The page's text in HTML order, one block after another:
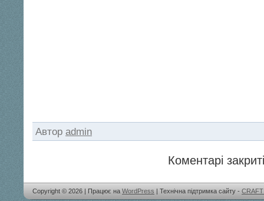
Автор admin
Коментарі
Copyright © 2026 | Працює на WordPress | Технічна підтримка сайту -